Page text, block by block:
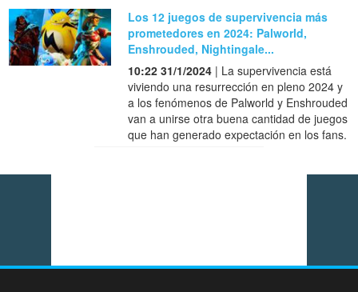
Los 12 juegos de supervivencia más
prometedores en 2024: Palworld,
Enshrouded, Nightingale...
10:22 31/1/2024 | La supervivencia está
viviendo una resurrección en pleno 2024 y
a los fenómenos de Palworld y Enshrouded
van a unirse otra buena cantidad de juegos
que han generado expectación en los fans.